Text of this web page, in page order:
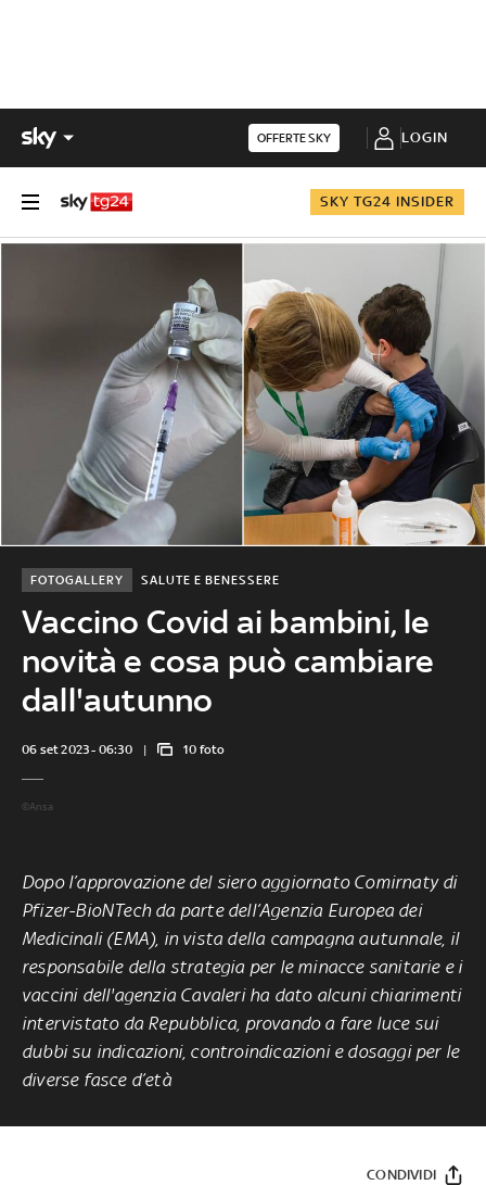
OFFERTE SKY LOGIN
SKY TG24 INSIDER
Vaccino Covid ai bambini, le
novità e cosa può cambiare
dall'autunno
SALUTE E BENESSERE
FOTOGALLERY
06 set 2023 - 06:30 10 foto
©Ansa
Dopo l’approvazione del siero aggiornato Comirnaty di
Pfizer-BioNTech da parte dell’Agenzia Europea dei
Medicinali (EMA), in vista della campagna autunnale, il
responsabile della strategia per le minacce sanitarie e i
vaccini dell'agenzia Cavaleri ha dato alcuni chiarimenti
intervistato da Repubblica, provando a fare luce sui
dubbi su indicazioni, controindicazioni e dosaggi per le
diverse fasce d’età
CONDIVIDI